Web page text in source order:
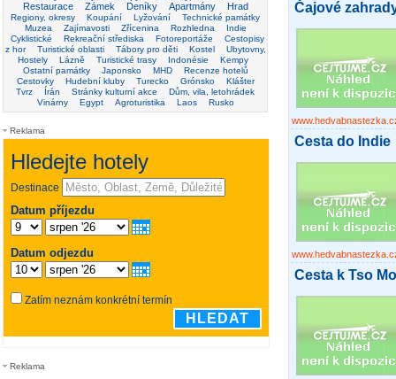
Restaurace
Zámek Deníky Apartmány Hrad
Regiony, okresy Koupání Lyžování
Technické památky
Muzea
Zajímavosti Zřícenina Rozhledna
Indie
Cyklistické
Rekreační střediska Fotoreportáže
Cestopisy
z hor
Turistické oblasti Tábory pro děti Kostel
Ubytovny,
Hostely
Lázně Turistické trasy Indonésie
Kempy
Ostatní památky
Japonsko MHD
Recenze hotelů
Cestovky
Hudební kluby Turecko Grónsko
Klášter
Tvrz
Írán Stránky kulturní akce
Dům, vila, letohrádek
Vinárny
Egypt Agroturistika Laos Rusko
Reklama
Reklama
Čajové
Cesta do Indie
Cesta k Tso